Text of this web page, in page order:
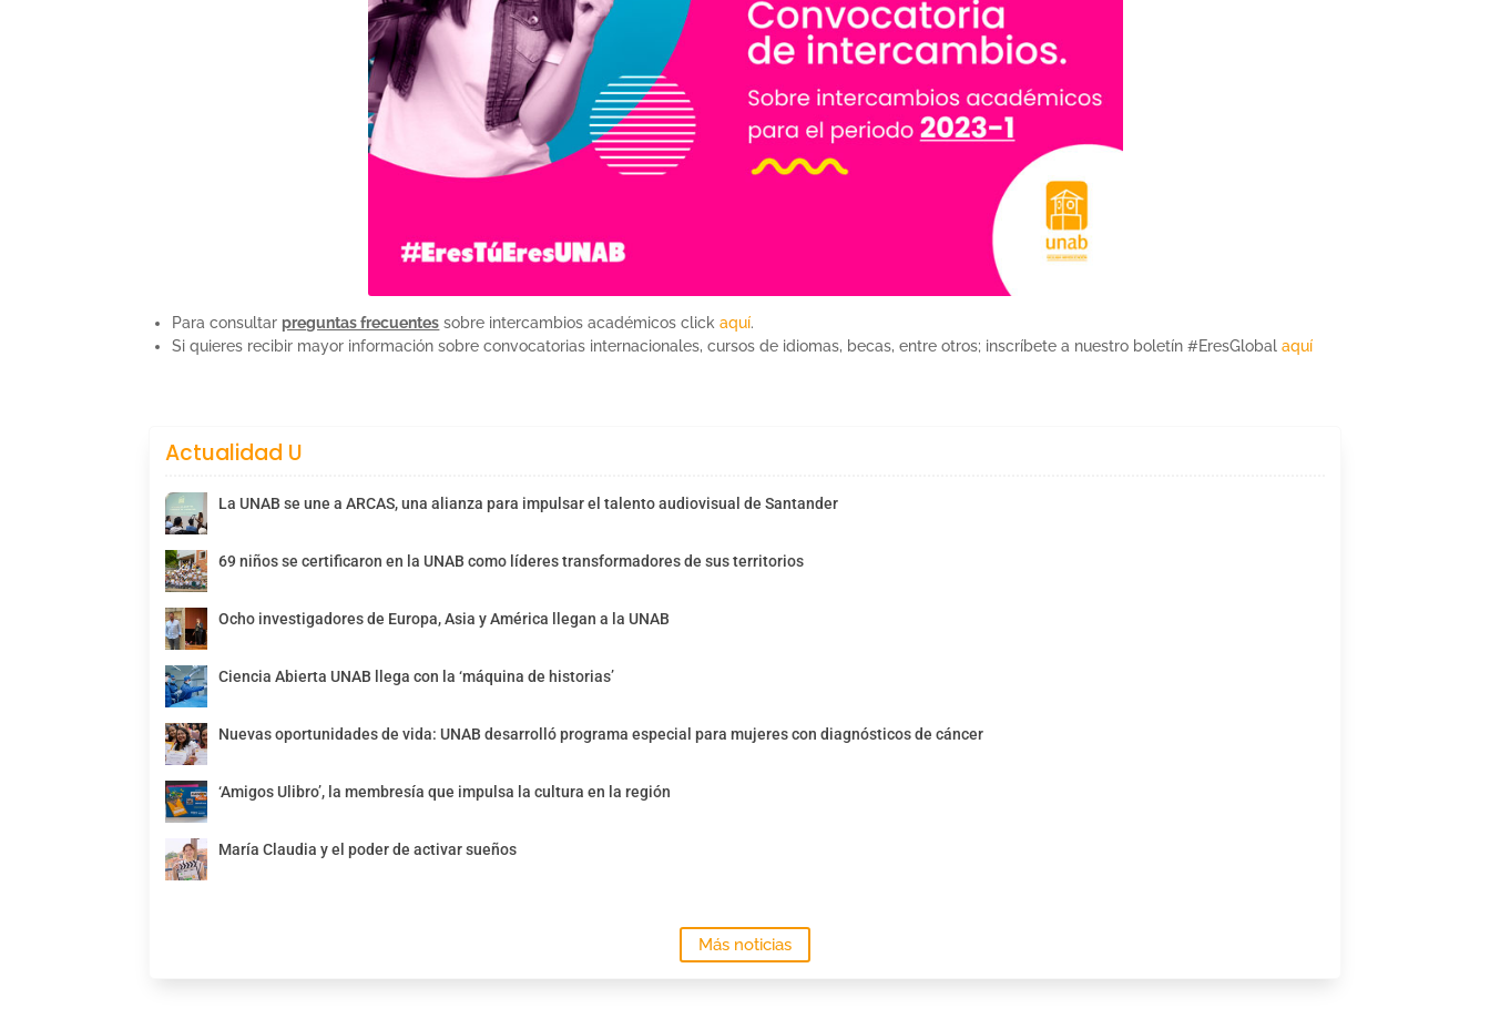
Para consultar preguntas frecuentes sobre intercambios académicos clickaquí.
Si quieres recibir mayor información sobre convocatorias internacionales, cursos de idiomas, becas, entre otros; inscríbete a nuestro boletín #EresGlobalaquí
Actualidad U
La UNAB se une a ARCAS, una alianza para impulsar el talento audiovisual de Santander
69 niños se certificaron en la UNAB como líderes transformadores de sus territorios
Ocho investigadores de Europa, Asia y América llegan a la UNAB
Ciencia Abierta UNAB llega con la ‘máquina de historias’
Nuevas oportunidades de vida: UNAB desarrolló programa especial para mujeres con diagnósticos de cáncer
‘Amigos Ulibro’, la membresía que impulsa la cultura en la región
María Claudia y el poder de activar sueños
Más noticias